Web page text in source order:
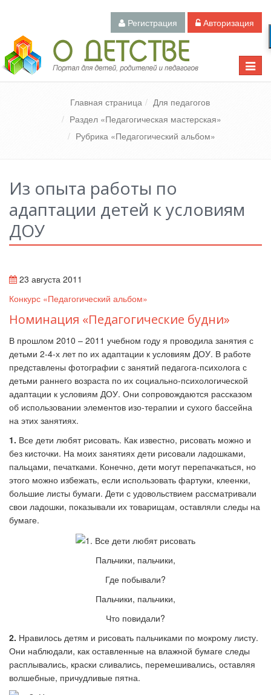
Регистрация Авторизация
Toggle
Педагогический портал «О детстве»
Главная страница
Для педагогов
Раздел «Педагогическая мастерская»
Рубрика «Педагогический альбом»
Из опыта работы по
адаптации детей к условиям
ДОУ
23 августа 2011
Конкурс «Педагогический альбом»
Номинация «Педагогические будни»
В прошлом 2010 – 2011 учебном году я проводила занятия с
детьми 2-4-х лет по их адаптации к условиям ДОУ. В работе
представлены фотографии с занятий педагога-психолога с
детьми раннего возраста по их социально-психологической
адаптации к условиям ДОУ. Они сопровождаются рассказом
об использовании элементов изо-терапии и сухого бассейна
на этих занятиях.
1. Все дети любят рисовать. Как известно, рисовать можно и
без кисточки. На моих занятиях дети рисовали ладошками,
пальцами, печатками. Конечно, дети могут перепачкаться, но
этого можно избежать, если использовать фартуки, клеенки,
большие листы бумаги. Дети с удовольствием рассматривали
свои ладошки, показывали их товарищам, оставляли следы на
бумаге.
Пальчики, пальчики,
Где побывали?
Пальчики, пальчики,
Что повидали?
2. Нравилось детям и рисовать пальчиками по мокрому листу.
Они наблюдали, как оставленные на влажной бумаге следы
расплывались, краски сливались, перемешивались, оставляя
волшебные, причудливые пятна.